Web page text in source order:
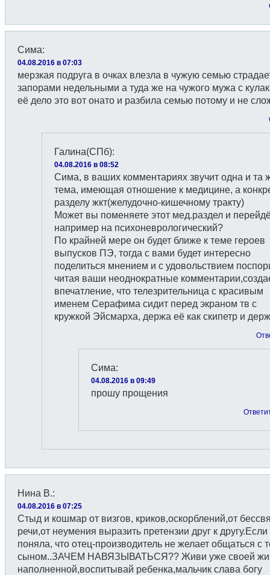
Сима:
04.08.2016 в 07:03
мерзкая подруга в очках влезла в чужую семью
запорами недельными а туда же на чужого мужа с
её дело это вот онато и разбила семью потому и не
Галина(СПб):
04.08.2016 в 08:52
Сима, в ваших комментариях звучит одна и та
тема, имеющая отношение к медицине, а
разделу жкт(желудочно-кишечному тракту)
Может вы поменяете этот мед.раздел и
например на психоневрологический?
По крайней мере он будет ближе к теме героев
выпусков ПЭ, тогда с вами будет интересно
поделиться мнением и с удовольствием
читая ваши неоднократные
впечатление, что телезрительница с красивым
именем Серафима сидит перед экраном тв с
кружкой Эйсмарха, держа её как скипетр и
Сима:
04.08.2016 в 09:49
прошу прощения
Нина В.:
04.08.2016 в 07:25
Стыд и кошмар от визгов, криков,оскорблений,от
речи,от неумения выразить претензии друг к
поняла, что отец-производитель не желает общаться с
сыном..ЗАЧЕМ НАВЯЗЫВАТЬСЯ?? Живи уже своей
наполненной,воспитывай ребенка,мальчик слава богу